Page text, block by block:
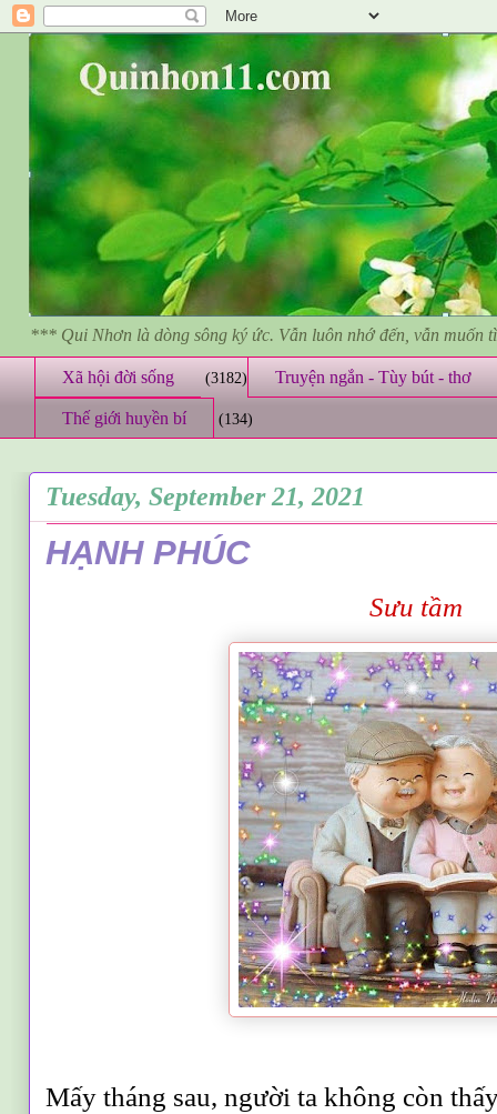
*** Qui Nhơn là dòng sông ký ức. Vẫn luôn nhớ đến, vẫn muốn
Xã hội đời sống (3182) Truyện ngắn - Tùy bút - thơ
Thế giới huyền bí (134)
Tuesday, September 21, 2021
HẠNH PHÚC
Sưu tầm
Mấy tháng sau, người ta không còn